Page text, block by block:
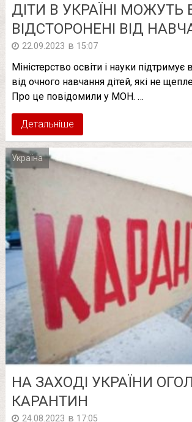
ДІТИ В УКРАЇНІ МОЖУТЬ
ВІДСТОРОНЕНІ ВІД
22.09.2023 в 15:07
Міністерство освіти і науки підтримує
від очного навчання дітей, які не
Про це повідомили у МОН. …
Детальніше
Україна
НА ЗАХОДІ УКРАЇНИ
КАРАНТИН
24.08.2023 в 17:05